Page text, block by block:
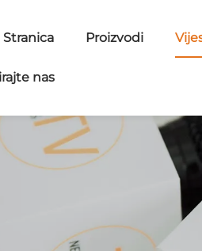
Proizvodi
nas